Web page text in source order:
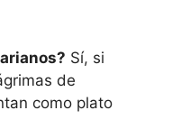
Sí, si
de
como plato